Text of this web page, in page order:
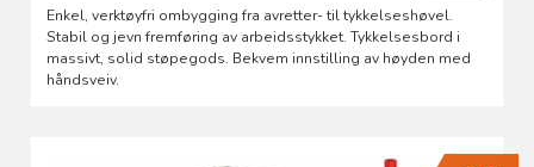
Enkel, verktøyfri ombygging fra avretter- til tykkelseshøvel.
Stabil og jevn fremføring av arbeidsstykket. Tykkelsesbord i
massivt, solid støpegods. Bekvem innstilling av høyden med
håndsveiv.